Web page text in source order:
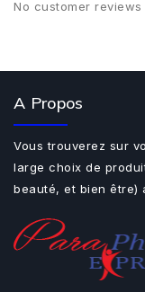
No customer
A Propos
Vous trouverez sur
large choix de
beauté, et bien être)